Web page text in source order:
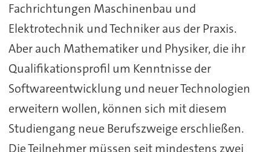
Fachrichtungen Maschinenbau und
Elektrotechnik und Techniker aus der Praxis.
Aber auch Mathematiker und Physiker, die ihr
Qualifikationsprofil um Kenntnisse der
Softwareentwicklung und neuer Technologien
erweitern wollen, können sich mit diesem
Studiengang neue Berufszweige erschließen.
Die Teilnehmer müssen seit mindestens zwei